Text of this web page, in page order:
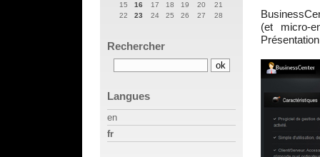
(et micro-
15
16 17 18 19 20
21
22
23 24 25 26 27 28
Rechercher
Langues
en
fr